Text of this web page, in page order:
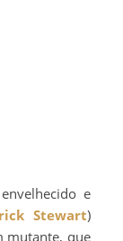
e
Stewart)
mutante, que